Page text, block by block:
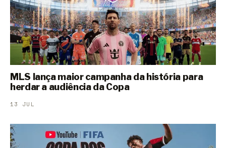
MLS lança maior campanha da história para
herdar a audiência da Copa
13 JUL